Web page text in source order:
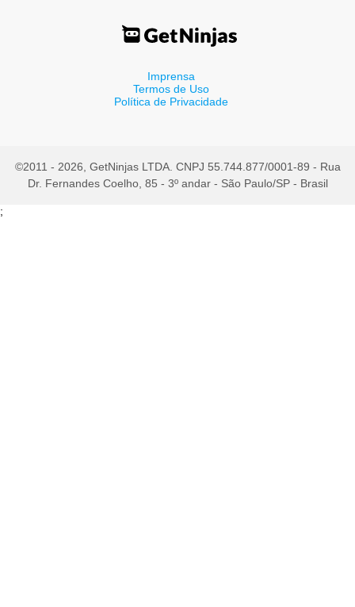
Imprensa
Termos de Uso
Política de Privacidade
©2011 - 2026, GetNinjas LTDA. CNPJ 55.744.877/0001-89 - Rua
Dr. Fernandes Coelho, 85 - 3º andar - São Paulo/SP - Brasil
;